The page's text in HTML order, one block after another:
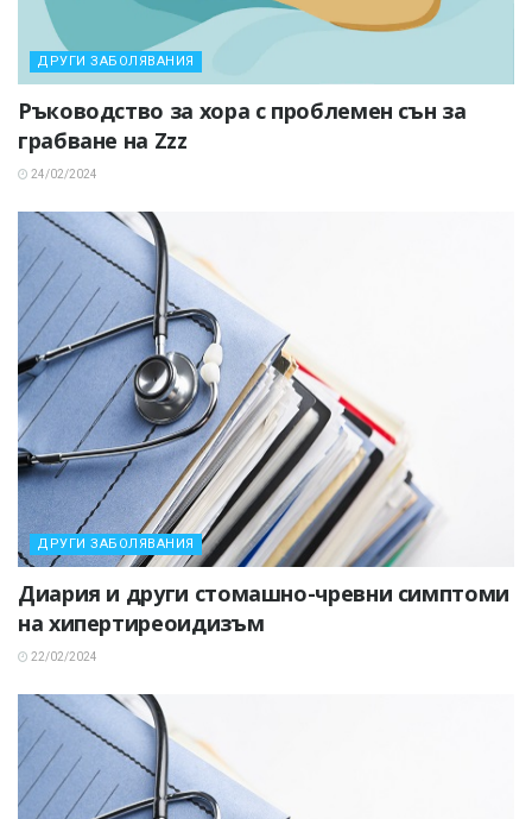
ДРУГИ ЗАБОЛЯВАНИЯ
Ръководство за хора с проблемен сън за
грабване на Zzz
24/02/2024
ДРУГИ ЗАБОЛЯВАНИЯ
Диария и други стомашно-чревни симптоми
на хипертиреоидизъм
22/02/2024